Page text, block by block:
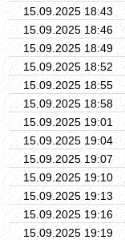
15.09.2025 18:43
15.09.2025 18:46
15.09.2025 18:49
15.09.2025 18:52
15.09.2025 18:55
15.09.2025 18:58
15.09.2025 19:01
15.09.2025 19:04
15.09.2025 19:07
15.09.2025 19:10
15.09.2025 19:13
15.09.2025 19:16
15.09.2025 19:19